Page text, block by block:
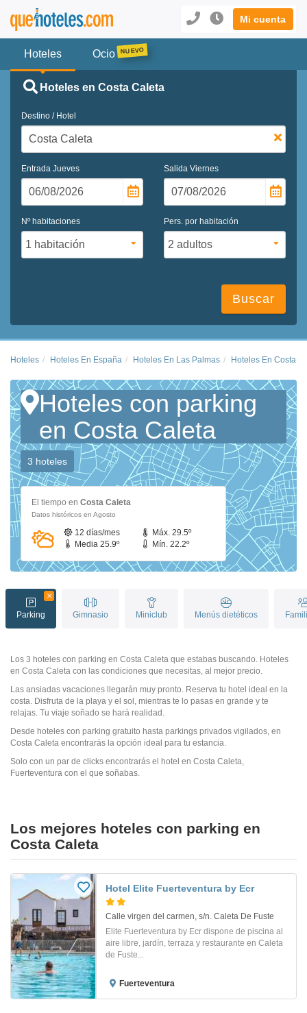
Mi cuenta
Hoteles Ocio
Hoteles en Costa Caleta
Destino / Hotel
Entrada Jueves Salida Viernes
Nº habitaciones Pers. por habitación
Buscar
Hoteles Hoteles En España Hoteles En Las Palmas Hoteles En Costa
Hoteles con parking
en Costa Caleta
3 hoteles
El tiempo en Costa Caleta
Datos históricos en Agosto
12 días/mes
Máx. 29.5º
Media 25.9º
Mín. 22.2º
Parking Gimnasio Miniclub Menús dietéticos
Los 3 hoteles con parking en Costa Caleta que estabas buscando. Hoteles
en Costa Caleta con las condiciones que necesitas, al mejor precio.
Las ansiadas vacaciones llegarán muy pronto. Reserva tu hotel ideal en la
costa. Disfruta de la playa y el sol, mientras te lo pasas en grande y te
relajas. Tu viaje soñado se hará realidad.
Desde hoteles con parking gratuito hasta parkings privados vigilados, en
Costa Caleta encontrarás la opción ideal para tu estancia.
Solo con un par de clicks encontrarás el hotel en Costa Caleta,
Fuerteventura con el que soñabas.
Los mejores hoteles con parking en
Costa Caleta
Hotel Elite Fuerteventura by Ecr
Calle virgen del carmen, s/n. Caleta De Fuste
Elite Fuerteventura by Ecr dispone de piscina al
aire libre, jardín, terraza y restaurante en Caleta
de Fuste...
Fuerteventura